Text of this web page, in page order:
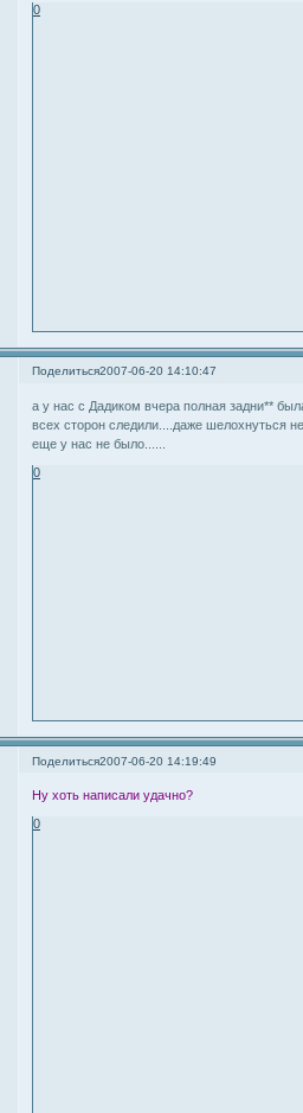
0
Поделиться2007-06-20 14:10:47
а у нас с Дадиком вчера полная задни**
всех сторон следили....даже шелохнуться
еще у нас не было......
0
Поделиться2007-06-20 14:19:49
Ну хоть написали удачно?
0